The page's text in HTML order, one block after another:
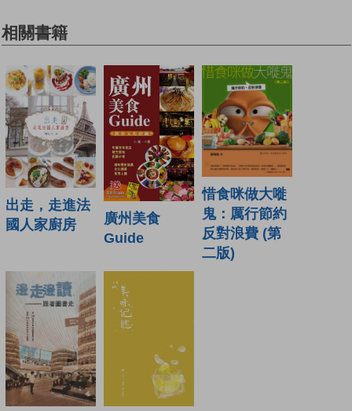
相關書籍
出走，走進法
國人家廚房
廣州美食
Guide
惜食咪做大嘥
鬼：厲行節約
反對浪費 (第
二版)